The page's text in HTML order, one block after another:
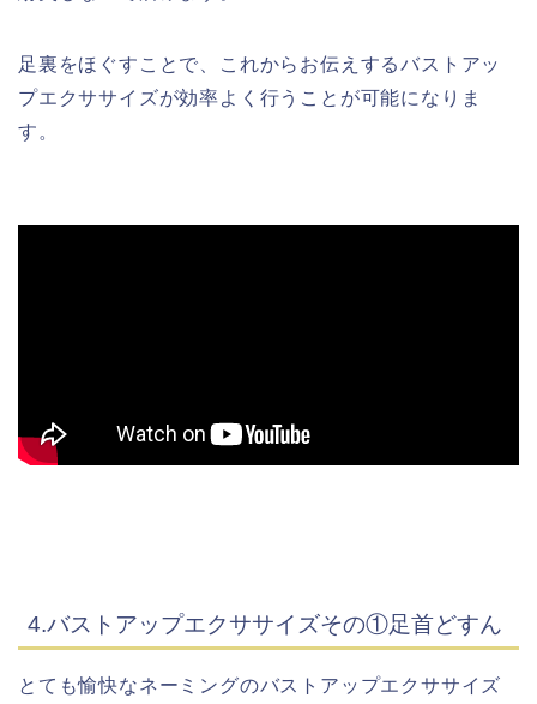
足裏をほぐすことで、これからお伝えするバストアッ
プエクササイズが効率よく行うことが可能になりま
す。
4.バストアップエクササイズその①足首どすん
とても愉快なネーミングのバストアップエクササイズ